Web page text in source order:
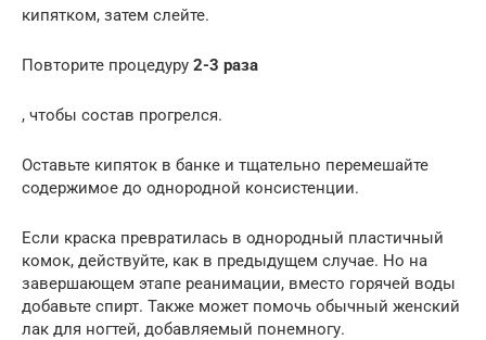
кипятком, затем слейте.
Повторите процедуру 2-3 раза
, чтобы состав прогрелся.
Оставьте кипяток в банке и тщательно перемешайте
содержимое до однородной консистенции.
Если краска превратилась в однородный пластичный
комок, действуйте, как в предыдущем случае. Но на
завершающем этапе реанимации, вместо горячей воды
добавьте спирт. Также может помочь обычный женский
лак для ногтей, добавляемый понемногу.